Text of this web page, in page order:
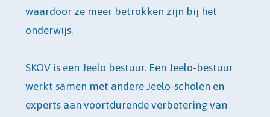
waardoor ze meer betrokken zijn bij het
onderwijs.
SKOV is een Jeelo bestuur. Een Jeelo-bestuur
werkt samen met andere Jeelo-scholen en
experts aan voortdurende verbetering van